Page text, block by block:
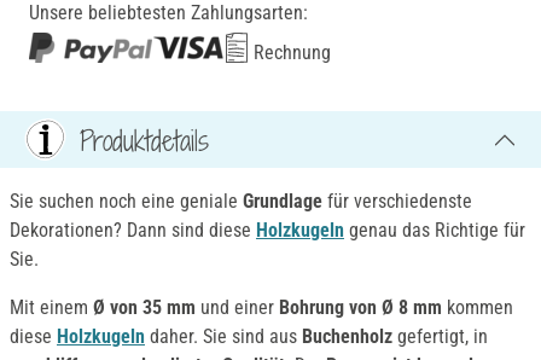
Unsere beliebtesten Zahlungsarten:
Rechnung
Produktdetails
Sie suchen noch eine geniale Grundlage für verschiedenste
Dekorationen? Dann sind diese Holzkugeln genau das Richtige für
Sie.
Mit einem Ø von 35 mm und einer Bohrung von Ø 8 mm kommen
diese Holzkugeln daher. Sie sind aus Buchenholz gefertigt, in